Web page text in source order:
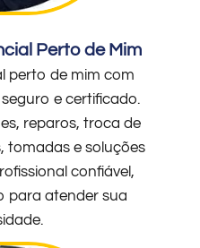
Perto de Mim
perto de mim com
e certificado.
reparos, troca de
tomadas e soluções
confiável,
para atender sua